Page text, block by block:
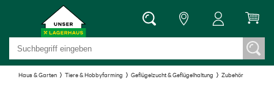
Haus & Garten Tiere & Hobbyfarming Geflügelzucht & Geflügelhaltung Zubehör